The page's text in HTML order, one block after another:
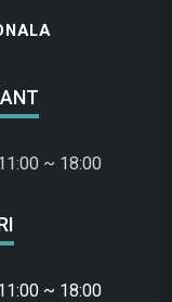
~ 18:00
~ 18:00